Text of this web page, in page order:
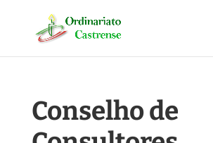
Conselho de